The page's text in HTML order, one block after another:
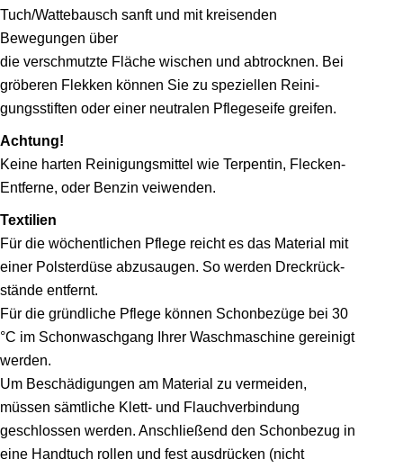
Tuch/Wattebausch sanft und mit kreisenden
Bewegungen über
die verschmutzte Fläche wischen und abtrocknen. Bei
gröberen Flek­ken können Sie zu speziellen Reini­
gungsstiften oder einer neutralen Pflegeseife greifen.
Achtung!
Keine harten Reinigungsmittel wie Terpentin, Flecken-
Entferne, oder Benzin veiwenden.
Textilien
Für die wöchentlichen Pflege reicht es das Material mit
einer Polsterdüse abzusaugen. So werden Dreckrück­
stände entfernt.
Für die gründliche Pflege können Schonbezüge bei 30
°C im Schonwasch­gang Ihrer Waschmaschine gereinigt
werden.
Um Beschädigungen am Material zu vermeiden,
müssen sämtliche Klett- und Flauchverbindung
geschlossen werden. Anschließend den Schonbezug in
eine Handtuch rollen und fest ausdrücken (nicht